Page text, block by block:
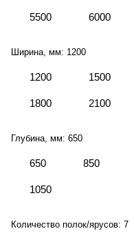
5500 6000
Ширина, мм: 1200
1200 1500
1800 2100
Глубина, мм: 650
650 850
1050
Количество полок/ярусов: 7